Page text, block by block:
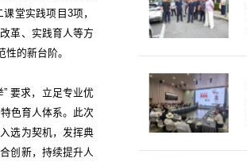
堂实践项目3项，
革、实践育人等方
的新台阶。
要求，立足专业优
色育人体系。此次
选为契机，发挥典
创新，持续提升人